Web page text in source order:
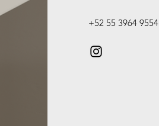
+52 55 3964 9554